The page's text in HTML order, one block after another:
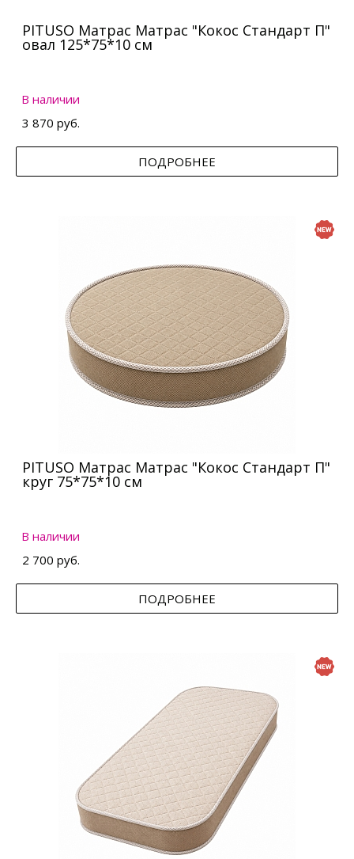
PITUSO Матрас Матрас "Кокос Стандарт П"
овал 125*75*10 см
В наличии
3 870 руб.
ПОДРОБНЕЕ
PITUSO Матрас Матрас "Кокос Стандарт П"
круг 75*75*10 см
В наличии
2 700 руб.
ПОДРОБНЕЕ